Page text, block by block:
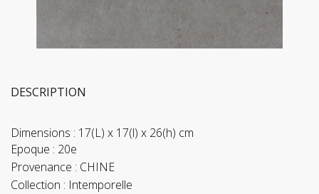
DESCRIPTION
Dimensions : 17(L) x 17(l) x 26(h) cm
Epoque : 20e
Provenance : CHINE
Collection : Intemporelle